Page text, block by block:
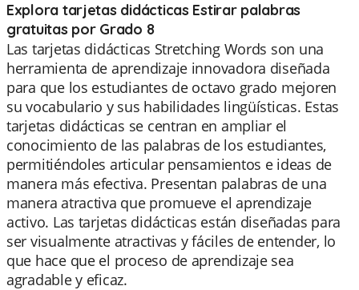
Explora tarjetas didácticas Estirar palabras
gratuitas por Grado 8
Las tarjetas didácticas Stretching Words son una
herramienta de aprendizaje innovadora diseñada
para que los estudiantes de octavo grado mejoren
su vocabulario y sus habilidades lingüísticas. Estas
tarjetas didácticas se centran en ampliar el
conocimiento de las palabras de los estudiantes,
permitiéndoles articular pensamientos e ideas de
manera más efectiva. Presentan palabras de una
manera atractiva que promueve el aprendizaje
activo. Las tarjetas didácticas están diseñadas para
ser visualmente atractivas y fáciles de entender, lo
que hace que el proceso de aprendizaje sea
agradable y eficaz.